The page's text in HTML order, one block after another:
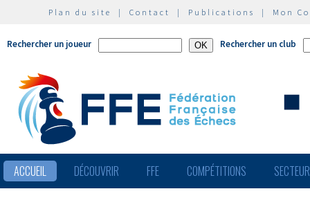
Plan du site | Contact | Publications | Mon
Rechercher un joueur Rechercher un club
ACCUEIL DÉCOUVRIR FFE COMPÉTITIONS